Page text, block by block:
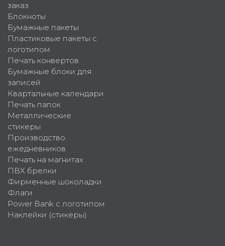
заказ
Блокноты
Бумажные пакеты
Пластиковые пакеты с
логотипом
Печать конвертов
Бумажные блоки для
записей
Квартальные календари
Печать папок
Металлические
стикеры
Производство
ежедневников
Печать на магнитах
ПВХ брелки
Фирменные шоколадки
Флаги
Power Bank с логотипом
Наклейки (стикеры)